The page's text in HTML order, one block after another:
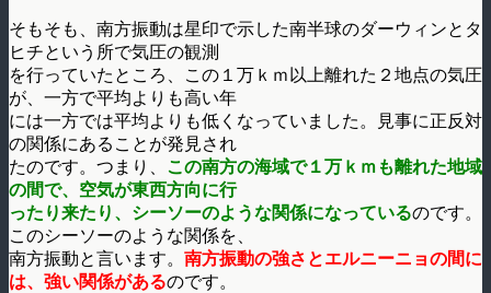
そもそも、南方振動は星印で示した南半球のダーウィンとタ
ヒチという所で気圧の観測
を行っていたところ、この１万ｋｍ以上離れた２地点の気圧
が、一方で平均よりも高い年
には一方では平均よりも低くなっていました。見事に正反対
の関係にあることが発見され
たのです。つまり、 この南方の海域で１万ｋｍも離れた地域
の間で、空気が東西方向に行
ったり来たり、シーソーのような関係になっているのです。
このシーソーのような関係を、
南方振動と言います。 南方振動の強さとエルニーニョの間に
は、強い関係があるのです。